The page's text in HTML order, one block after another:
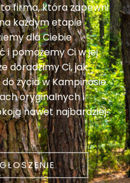
firma, która zapewni
każdym etapie
dla Ciebie
i pomożemy Ci w jej
doradzimy Ci, jak
życia w Kampinosie.
oryginalnych i
nawet najbardziej